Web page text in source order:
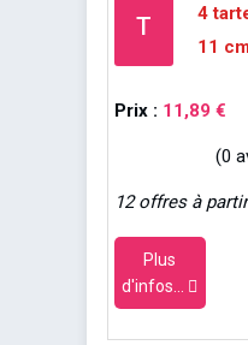
T
4
11
Prix : 11,89 €
(0
12 offres à
Plus
d'infos...